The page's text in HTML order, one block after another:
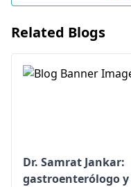
Related Blogs
Dr. Samrat Jankar:
gastroenterólogo